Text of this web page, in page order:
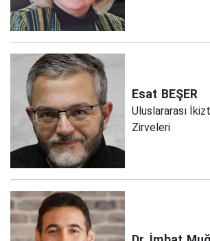
Esat BEŞER
Uluslararası
Zirveleri